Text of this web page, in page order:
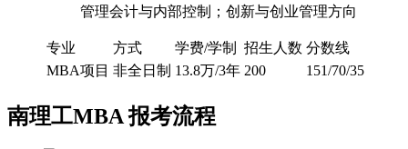
管理会计与内部控制；创新与创业管理方向
专业 方式 学费/学制 招生人数 分数线
MBA项目 非全日制 13.8万/3年 200 151/70/35
南理工MBA报考流程